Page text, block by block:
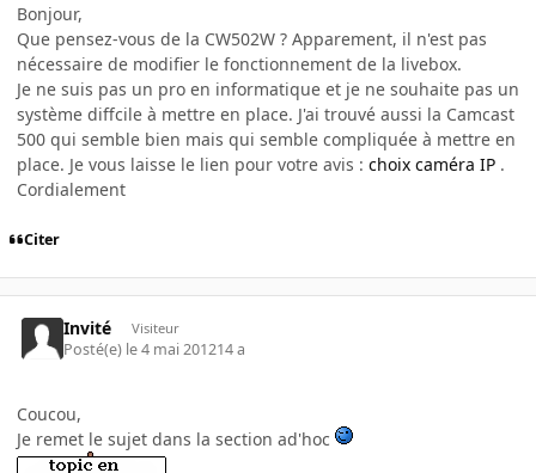
Bonjour,
Que pensez-vous de la CW502W ? Apparement, il n'est pas
nécessaire de modifier le fonctionnement de la livebox.
Je ne suis pas un pro en informatique et je ne souhaite pas un
système diffcile à mettre en place. J'ai trouvé aussi la Camcast
500 qui semble bien mais qui semble compliquée à mettre en
place. Je vous laisse le lien pour votre avis : choix caméra IP .
Cordialement
Citer
Invité Visiteur
Posté(e) le 4 mai 201214 a
Coucou,
Je remet le sujet dans la section ad'hoc